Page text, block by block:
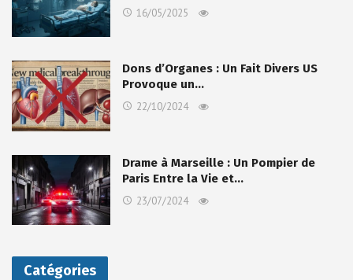
16/05/2025
Dons d’Organes : Un Fait Divers US
Provoque un…
22/10/2024
Drame à Marseille : Un Pompier de
Paris Entre la Vie et…
23/07/2024
Catégories